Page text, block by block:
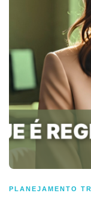
PLANEJAMENTO